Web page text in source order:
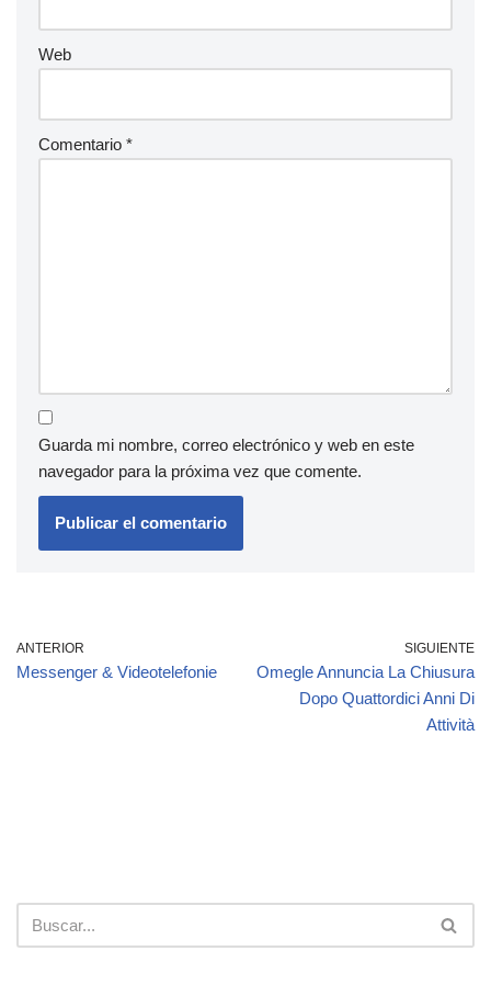
Web
Comentario *
Guarda mi nombre, correo electrónico y web en este
navegador para la próxima vez que comente.
ANTERIOR
Messenger & Videotelefonie
SIGUIENTE
Omegle Annuncia La Chiusura
Dopo Quattordici Anni Di
Attività